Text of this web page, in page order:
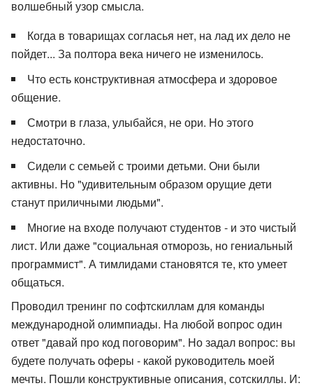
волшебный узор смысла.
Когда в товарищах согласья нет, на лад их дело не
пойдет... За полтора века ничего не изменилось.
Что есть конструктивная атмосфера и здоровое
общение.
Смотри в глаза, улыбайся, не ори. Но этого
недостаточно.
Сидели с семьей с троими детьми. Они были
активны. Но "удивительным образом орущие дети
станут приличными людьми".
Многие на входе получают студентов - и это чистый
лист. Или даже "социальная отморозь, но гениальный
программист". А тимлидами становятся те, кто умеет
общаться.
Проводил тренинг по софтскиллам для команды
международной олимпиады. На любой вопрос один
ответ "давай про код поговорим". Но задал вопрос: вы
будете получать оферы - какой руководитель моей
мечты. Пошли конструктивные описания, сотскиллы. И: